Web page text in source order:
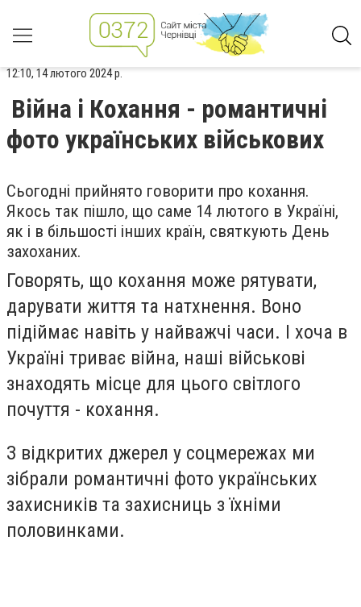
12:10, 14 лютого 2024 р.
Війна і Кохання - романтичні
фото українських військових
Сьогодні прийнято говорити про кохання.
Якось так пішло, що саме 14 лютого в Україні,
як і в більшості інших країн, святкують День
захоханих.
Говорять, що кохання може рятувати,
дарувати життя та натхнення. Воно
підіймає навіть у найважчі часи. І хоча в
Україні триває війна, наші військові
знаходять місце для цього світлого
почуття - кохання.
З відкритих джерел у соцмережах ми
зібрали романтичні фото українських
захисників та захисниць з їхніми
половинками.